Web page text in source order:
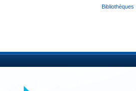
Bibliothèques